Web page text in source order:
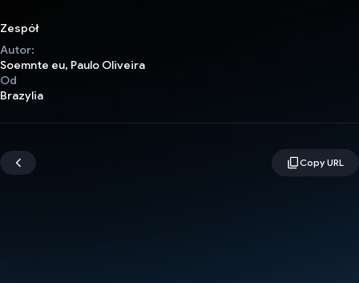
Zespół
Autor:
Soemnte eu, Paulo Oliveira
Od
Brazylia